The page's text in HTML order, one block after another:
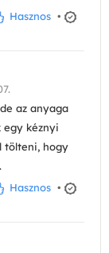
Hasznos •
az anyaga
egy kéznyi
tölteni, hogy
Hasznos •